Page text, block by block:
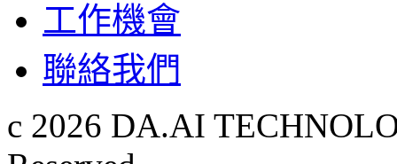
工作機會
聯絡我們
c 2026 DA.AI